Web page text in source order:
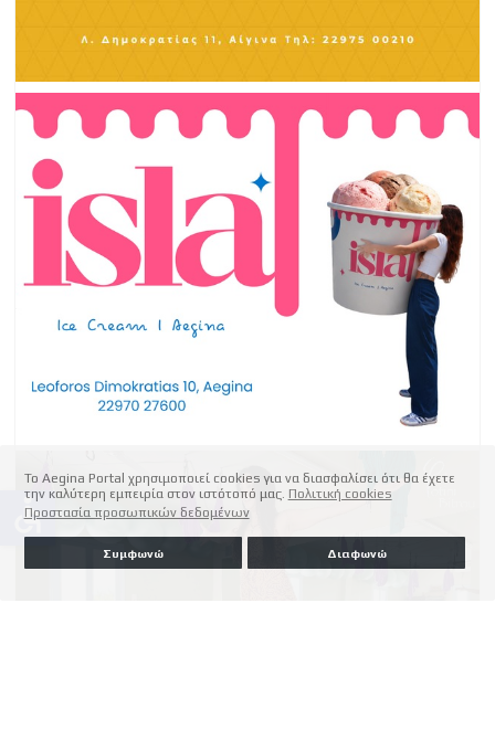
Το Aegina Portal χρησιμοποιεί cookies για να διασφαλίσει ότι θα έχετε
την καλύτερη εμπειρία στον ιστότοπό μας. Πολιτική cookies
Προστασία προσωπικών δεδομένων
Συμφωνώ Διαφωνώ
accessible